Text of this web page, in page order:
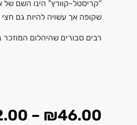
“קריסטל-קוורץ” הינו השם
שקופה אך עשויה להיות גם
רבים סבורים שהיהלום
₪46.00
–